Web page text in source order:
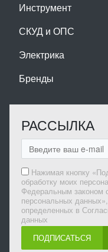
Инструмент
СКУД и ОПС
Электрика
Бренды
РАССЫЛКА
Нажимая кнопку
обработку моих
Федеральным законом
персональных
определенных в
данных
ПОДПИСАТЬСЯ